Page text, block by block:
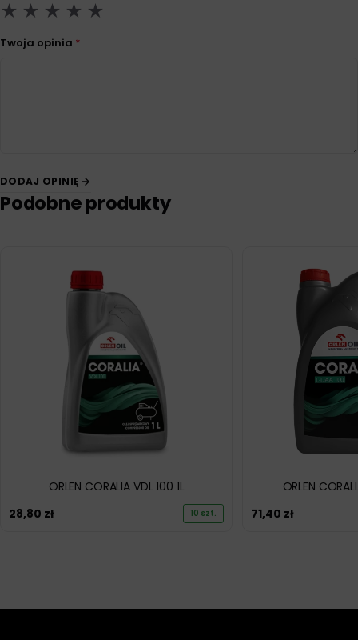
Twoja opinia *
DODAJ OPINIĘ
Podobne produkty
ORLEN CORALIA VDL 100 1L
28,80 zł 10 szt.
ORLEN
71,40 zł